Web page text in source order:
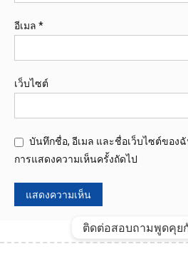
อีเมล *
เว็บไซต์
บันทึกชื่อ, อีเมล และชื่อเว็บไซต์ของ
การแสดงความเห็นครั้งถัดไป
ติดต่อสอบถามพูดคุย